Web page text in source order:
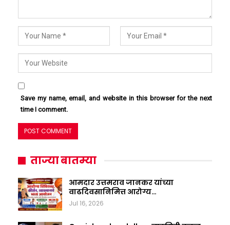
Save my name, email, and website in this browser for the next
time I comment.
ताज्या बातम्या
आमदार उत्तमराव जानकर यांच्या
वाढदिवसानिमित्त आरोग्य…
Jul 16, 2026